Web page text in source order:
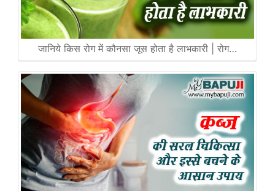
जानिये किस रोग में कौनसा जूस होता है लाभकारी | रोग…